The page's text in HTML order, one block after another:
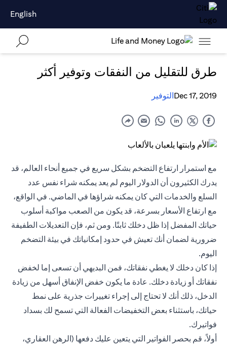
English
طرق للتقليل من النفقات وتوفير أكثر
Dec 17, 2019التوفير
مع استمرار ارتفاع التضخم بشكل سريع في جميع أنحاء العالم، قد
يدرك الكثيرون أن الدولار اليوم لم يعد يمكنه شراء نفس عدد
السلع والخدمات التي كان يمكنه شراؤها في الماضي. في الواقع،
مع ارتفاع الأسعار بسرعة، قد يكون من الصعب مواكبة أسلوب
حياتك المفضل إذا ظل دخلك ثابتًا. ومن ثم، فإن التعديلات الطفيفة
ضرورية لضمان أنك تعيش في حدود إمكانياتك في بيئة التضخم
اليوم.
إذا كان دخلك لا يغطي نفقاتك، فمن البديهي أن تسعى إما لخفض
نفقاتك أو زيادة دخلك. عادة ما يكون خفض الإنفاق أسهل من زيادة
الدخل، ذلك أنك لا تحتاج إلى إجراء تغييرات جذرية على نمط
حياتك، باستثناء بعض التخفيضات الفعالة التي تسمح لك بسداد
فواتيرك.
أولاً، قم بحصر الفواتير التي يتعين عليك دفعها (الرهن العقاري،